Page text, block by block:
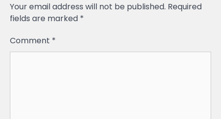
Your email address will not be published. Required
fields are marked *
Comment *